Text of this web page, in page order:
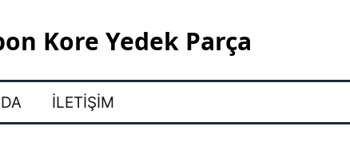
Kore Yedek Parça
İLETIŞIM